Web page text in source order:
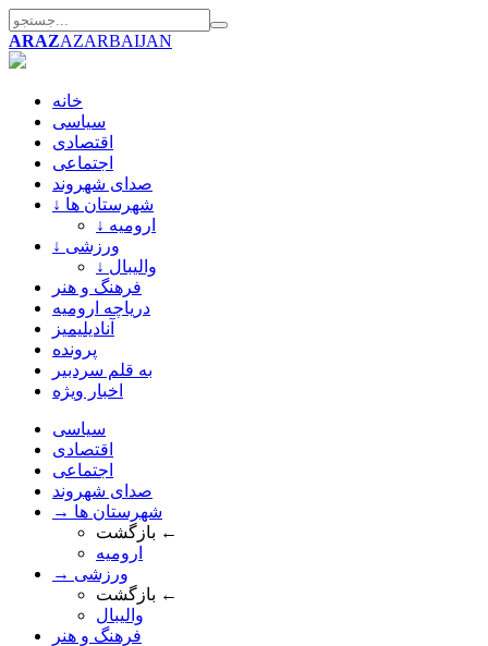
ARAZAZARBAIJAN
خانه
سیاسی
اقتصادی
اجتماعی
صدای شهروند
↓ شهرستان ها
↓ ارومیه
↓ ورزشی
↓ والیبال
فرهنگ و هنر
دریاچه ارومیه
آنادیلیمیز
پرونده
به قلم سردبیر
اخبار ویژه
سیاسی
اقتصادی
اجتماعی
صدای شهروند
→ شهرستان ها
بازگشت ←
ارومیه
→ ورزشی
بازگشت ←
والیبال
فرهنگ و هنر